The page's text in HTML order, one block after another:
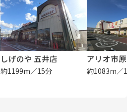
しげのや 五井店
約1199m／15分
アリオ市原
約1083m／